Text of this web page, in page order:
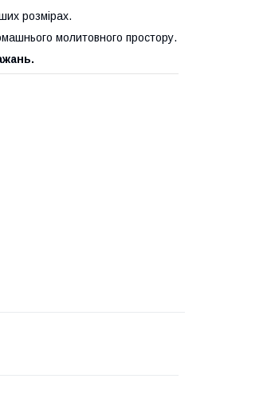
розмірах.
молитовного простору.